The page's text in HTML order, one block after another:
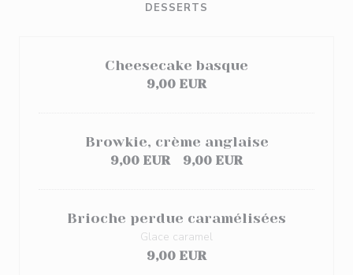
DESSERTS
Cheesecake basque
9,00 EUR
Browkie, crème anglaise
9,00 EUR 9,00 EUR
Brioche perdue caramélisées
Glace caramel
9,00 EUR